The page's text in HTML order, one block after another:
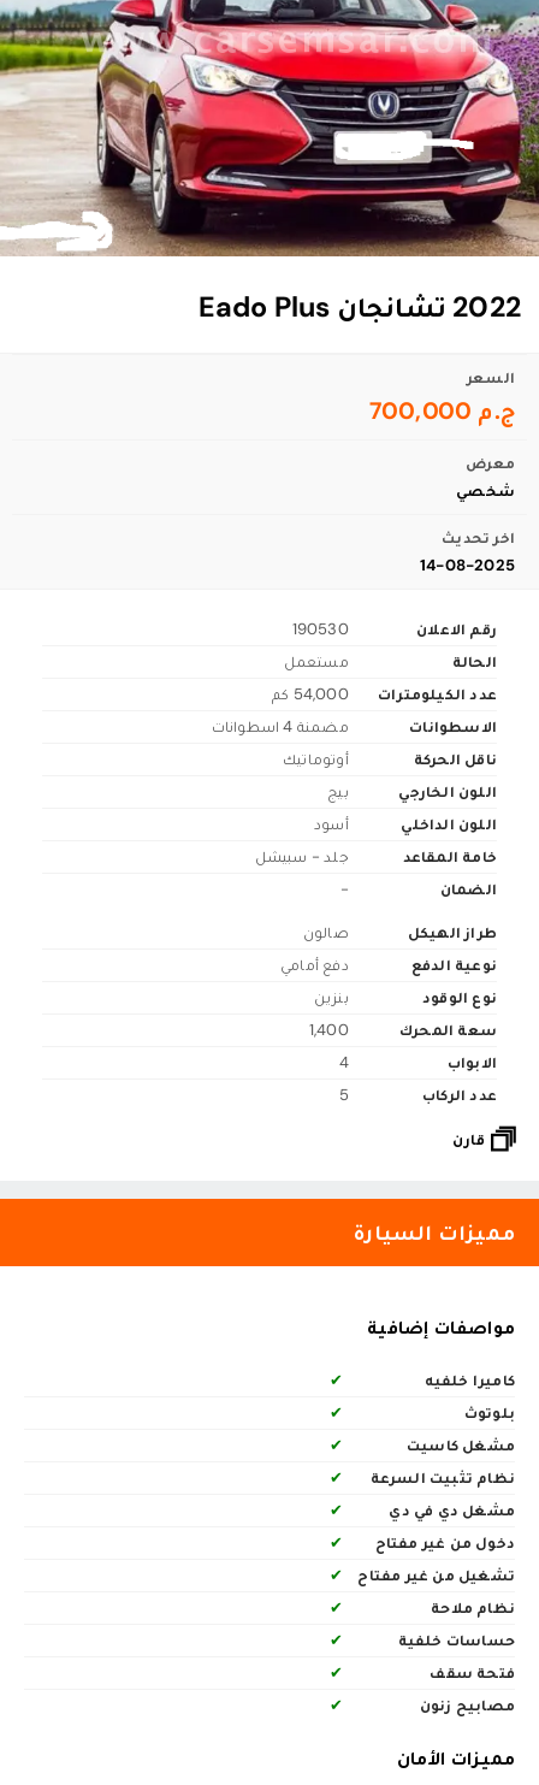
2022 تشانجان Eado Plus
السعر
ج.م 700,000
معرض
شخصي
اخر تحديث
14-08-2025
رقم الاعلان
190530
الحالة
مستعمل
عدد الكيلومترات
54,000 كم
الاسطوانات
مضمنة 4 اسطوانات
ناقل الحركة
أوتوماتيك
اللون الخارجي
بيج
اللون الداخلي
أسود
خامة المقاعد
جلد - سبيشل
الضمان
-
طراز الهيكل
صالون
نوعية الدفع
دفع أمامي
نوع الوقود
بنزين
سعة المحرك
1,400
الابواب
4
عدد الركاب
5
قارن
مميزات السيارة
مواصفات إضافية
كاميرا خلفيه
✔
بلوتوث
✔
مشغل كاسيت
✔
نظام تثبيت السرعة
✔
مشغل دي في دي
✔
دخول من غير مفتاح
✔
تشغيل من غير مفتاح
✔
نظام ملاحة
✔
حساسات خلفية
✔
فتحة سقف
✔
مصابيح زنون
✔
مميزات الأمان